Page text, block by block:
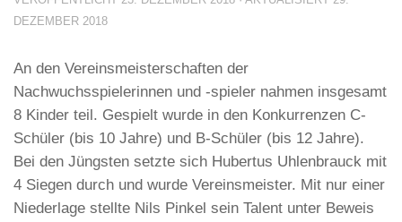
DEZEMBER 2018
An den Vereinsmeisterschaften der
Nachwuchsspielerinnen und -spieler nahmen insgesamt
8 Kinder teil. Gespielt wurde in den Konkurrenzen C-
Schüler (bis 10 Jahre) und B-Schüler (bis 12 Jahre).
Bei den Jüngsten setzte sich Hubertus Uhlenbrauck mit
4 Siegen durch und wurde Vereinsmeister. Mit nur einer
Niederlage stellte Nils Pinkel sein Talent unter Beweis